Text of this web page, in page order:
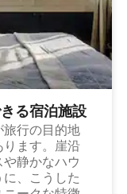
る宿⁠泊施⁠設
行の目的地
ます。崖沿
静かなハウ
、こうした